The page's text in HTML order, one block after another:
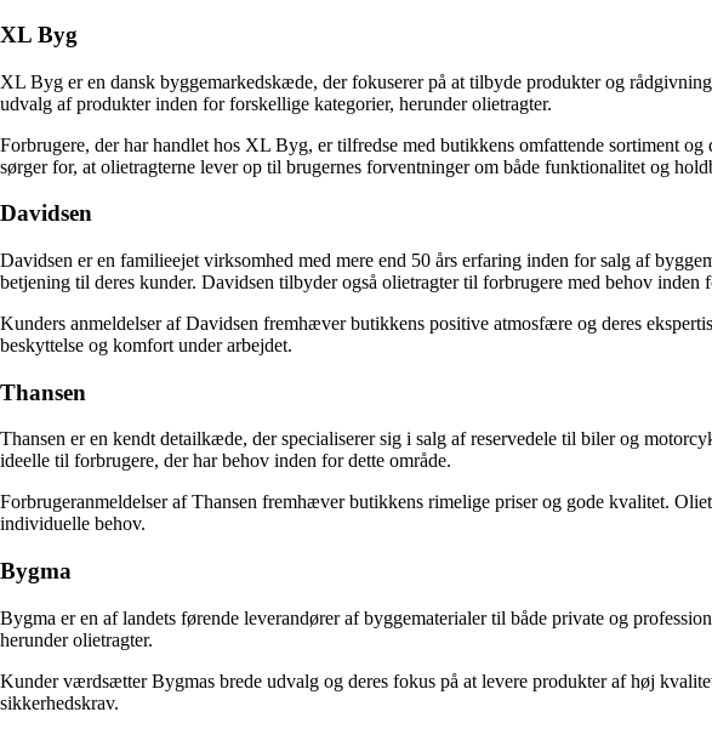
XL Byg
XL Byg er en dansk byggemarkedskæde, der fokuserer på at tilbyde produkter og
udvalg af produkter inden for forskellige kategorier, herunder olietragter.
Forbrugere, der har handlet hos XL Byg, er tilfredse med butikkens omfattende sortiment
sørger for, at olietragterne lever op til brugernes forventninger om både funktionalitet og
Davidsen
Davidsen er en familieejet virksomhed med mere end 50 års erfaring inden for salg af
betjening til deres kunder. Davidsen tilbyder også olietragter til forbrugere med behov inden
Kunders anmeldelser af Davidsen fremhæver butikkens positive atmosfære og deres
beskyttelse og komfort under arbejdet.
Thansen
Thansen er en kendt detailkæde, der specialiserer sig i salg af reservedele til biler og
ideelle til forbrugere, der har behov inden for dette område.
Forbrugeranmeldelser af Thansen fremhæver butikkens rimelige priser og gode kvalitet.
individuelle behov.
Bygma
Bygma er en af landets førende leverandører af byggematerialer til både private og
herunder olietragter.
Kunder værdsætter Bygmas brede udvalg og deres fokus på at levere produkter af høj
sikkerhedskrav.